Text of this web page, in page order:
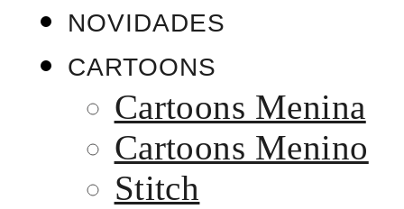
NOVIDADES
CARTOONS
Cartoons Menina
Cartoons Menino
Stitch